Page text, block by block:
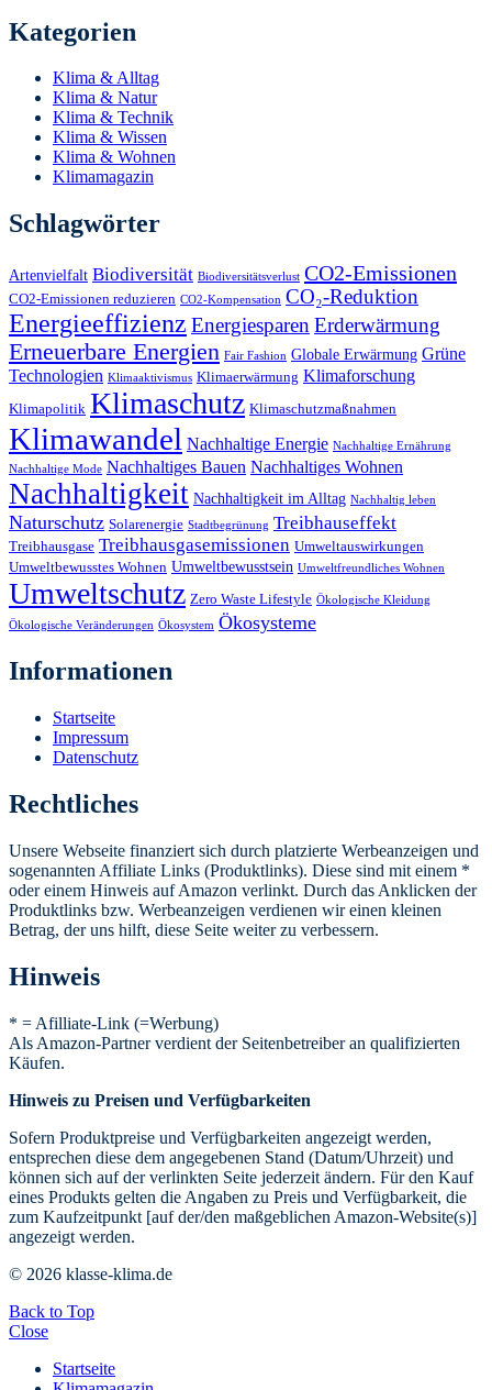
Kategorien
Klima & Alltag
Klima & Natur
Klima & Technik
Klima & Wissen
Klima & Wohnen
Klimamagazin
Schlagwörter
Artenvielfalt Biodiversität Biodiversitätsverlust CO2-Emissionen
CO2-Emissionen reduzieren CO2-Kompensation CO₂-Reduktion
Energieeffizienz Energiesparen Erderwärmung
Erneuerbare Energien Fair Fashion Globale Erwärmung Grüne
Technologien Klimaaktivismus Klimaerwärmung Klimaforschung
Klimapolitik Klimaschutz Klimaschutzmaßnahmen
Klimawandel Nachhaltige Energie Nachhaltige Ernährung
Nachhaltige Mode Nachhaltiges Bauen Nachhaltiges Wohnen
Nachhaltigkeit Nachhaltigkeit im Alltag Nachhaltig leben
Naturschutz Solarenergie Stadtbegrünung Treibhauseffekt
Treibhausgase Treibhausgasemissionen Umweltauswirkungen
Umweltbewusstes Wohnen Umweltbewusstsein Umweltfreundliches Wohnen
Umweltschutz Zero Waste Lifestyle Ökologische Kleidung
Ökologische Veränderungen Ökosystem Ökosysteme
Informationen
Startseite
Impressum
Datenschutz
Rechtliches
Unsere Webseite finanziert sich durch platzierte Werbeanzeigen und
sogenannten Affiliate Links (Produktlinks). Diese sind mit einem *
oder einem Hinweis auf Amazon verlinkt. Durch das Anklicken der
Produktlinks bzw. Werbeanzeigen verdienen wir einen kleinen
Betrag, der uns hilft, diese Seite weiter zu verbessern.
Hinweis
* = Afilliate-Link (=Werbung)
Als Amazon-Partner verdient der Seitenbetreiber an qualifizierten
Käufen.
Hinweis zu Preisen und Verfügbarkeiten
Sofern Produktpreise und Verfügbarkeiten angezeigt werden,
entsprechen diese dem angegebenen Stand (Datum/Uhrzeit) und
können sich auf der verlinkten Seite jederzeit ändern. Für den Kauf
eines Produkts gelten die Angaben zu Preis und Verfügbarkeit, die
zum Kaufzeitpunkt [auf der/den maßgeblichen Amazon-Website(s)]
angezeigt werden.
© 2026 klasse-klima.de
Back to Top
Close
Startseite